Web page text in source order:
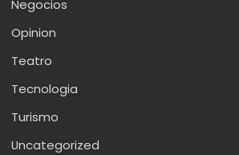
Negocios
Opinion
Teatro
Tecnologia
Turismo
Uncategorized